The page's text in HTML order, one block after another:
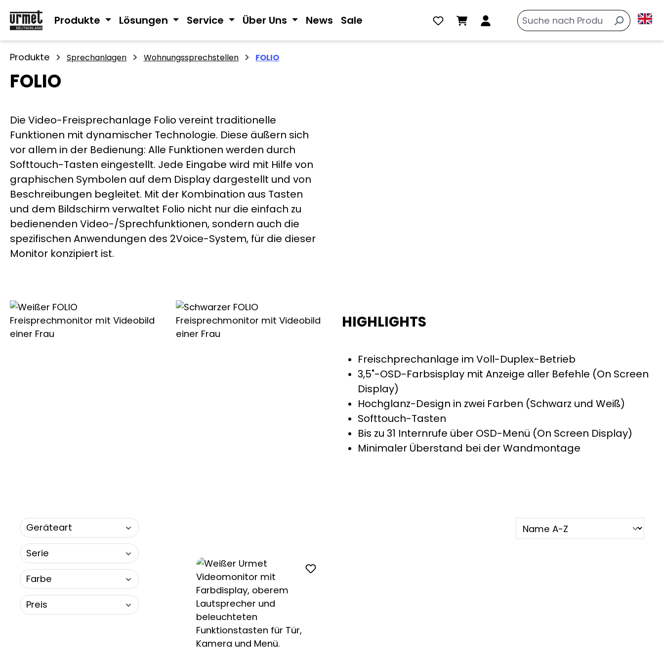
Hauptinhalt springen
Zur Suche springen
Zur Hauptnavigation springen
Produkte Lösungen Service Über Uns News Sale
Produkte Sprechanlagen Wohnungssprechstellen FOLIO
FOLIO
Die Video-Freisprechanlage Folio vereint traditionelle
Funktionen mit dynamischer Technologie. Diese äußern sich
vor allem in der Bedienung: Alle Funktionen werden durch
Softtouch-Tasten eingestellt. Jede Eingabe wird mit Hilfe von
graphischen Symbolen auf dem Display dargestellt und von
Beschreibungen begleitet. Mit der Kombination aus Tasten
und dem Bildschirm verwaltet Folio nicht nur die einfach zu
bedienenden Video-/Sprechfunktionen, sondern auch die
spezifischen Anwendungen des 2Voice-System, für die dieser
Monitor konzipiert ist.
HIGHLIGHTS
Freischprechanlage im Voll-Duplex-Betrieb
3,5"-OSD-Farbsisplay mit Anzeige aller Befehle (On Screen
Display)
Hochglanz-Design in zwei Farben (Schwarz und Weiß)
Softtouch-Tasten
Bis zu 31 Internrufe über OSD-Menü (On Screen Display)
Minimaler Überstand bei der Wandmontage
Geräteart
Serie
Farbe
Preis